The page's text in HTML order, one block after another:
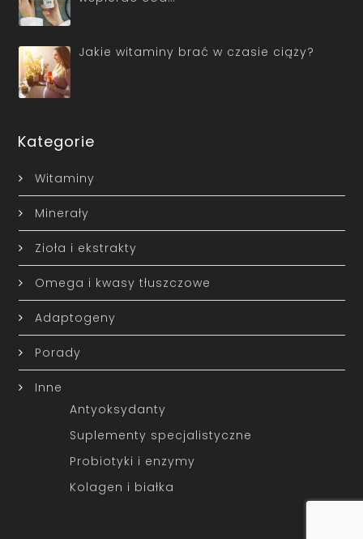
Jakie witaminy brać w czasie ciąży?
Kategorie
Witaminy
Minerały
Zioła i ekstrakty
Omega i kwasy tłuszczowe
Adaptogeny
Porady
Inne
Antyoksydanty
Suplementy specjalistyczne
Probiotyki i enzymy
Kolagen i białka